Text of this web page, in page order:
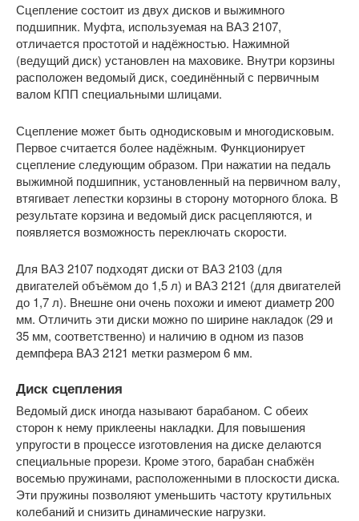
Сцепление состоит из двух дисков и выжимного
подшипник. Муфта, используемая на ВАЗ 2107,
отличается простотой и надёжностью. Нажимной
(ведущий диск) установлен на маховике. Внутри корзины
расположен ведомый диск, соединённый с первичным
валом КПП специальными шлицами.
Сцепление может быть однодисковым и многодисковым.
Первое считается более надёжным. Функционирует
сцепление следующим образом. При нажатии на педаль
выжимной подшипник, установленный на первичном валу,
втягивает лепестки корзины в сторону моторного блока. В
результате корзина и ведомый диск расцепляются, и
появляется возможность переключать скорости.
Для ВАЗ 2107 подходят диски от ВАЗ 2103 (для
двигателей объёмом до 1,5 л) и ВАЗ 2121 (для двигателей
до 1,7 л). Внешне они очень похожи и имеют диаметр 200
мм. Отличить эти диски можно по ширине накладок (29 и
35 мм, соответственно) и наличию в одном из пазов
демпфера ВАЗ 2121 метки размером 6 мм.
Диск сцепления
Ведомый диск иногда называют барабаном. С обеих
сторон к нему приклеены накладки. Для повышения
упругости в процессе изготовления на диске делаются
специальные прорези. Кроме этого, барабан снабжён
восемью пружинами, расположенными в плоскости диска.
Эти пружины позволяют уменьшить частоту крутильных
колебаний и снизить динамические нагрузки.